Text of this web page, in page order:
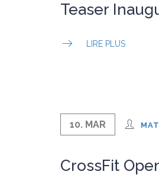
Teaser
LIRE PLUS
10. MAR
CrossFit